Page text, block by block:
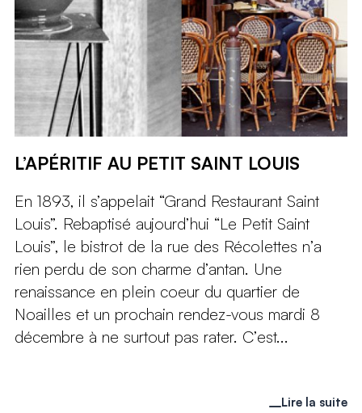
L’APÉRITIF AU PETIT SAINT LOUIS
En 1893, il s’appelait “Grand Restaurant Saint
Louis”. Rebaptisé aujourd’hui “Le Petit Saint
Louis”, le bistrot de la rue des Récolettes n’a
rien perdu de son charme d’antan. Une
renaissance en plein coeur du quartier de
Noailles et un prochain rendez-vous mardi 8
décembre à ne surtout pas rater. C’est...
Lire la suite